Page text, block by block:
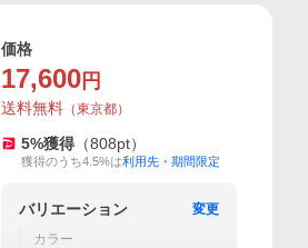
価格
17,600 円
送料無料 （東京都）
5%獲得 （808pt）
獲得のうち4.5%は利用先・期間限定
バリエーション
変更
カラー